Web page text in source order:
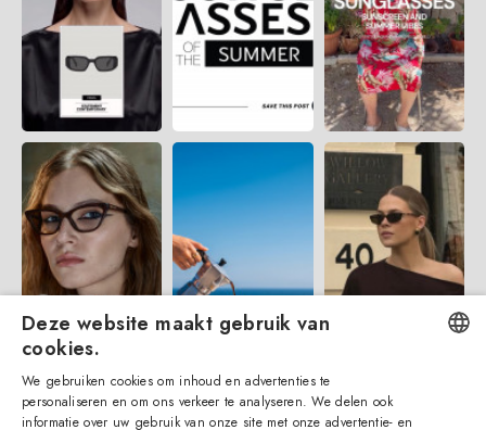
ITALIAN
Deze website maakt gebruik van
cookies.
We gebruiken cookies om inhoud en advertenties te
personaliseren en om ons verkeer te analyseren. We delen ook
informatie over uw gebruik van onze site met onze advertentie- en